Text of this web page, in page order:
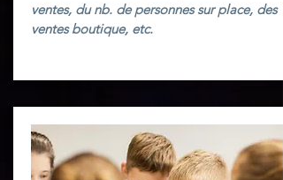
ventes, du nb. de personnes sur place, des
ventes boutique, etc.